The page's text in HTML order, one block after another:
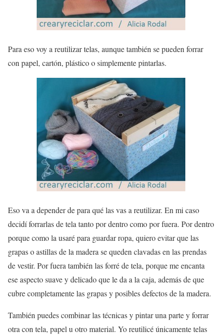
Para eso voy a reutilizar telas, aunque también se pueden forrar
con papel, cartón, plástico o simplemente pintarlas.
Eso va a depender de para qué las vas a reutilizar. En mi caso
decidí forrarlas de tela tanto por dentro como por fuera. Por dentro
porque como la usaré para guardar ropa, quiero evitar que las
grapas o astillas de la madera se queden clavadas en las prendas
de vestir. Por fuera también las forré de tela, porque me encanta
ese aspecto suave y delicado que le da a la caja, además de que
cubre completamente las grapas y posibles defectos de la madera.
También puedes combinar las técnicas y pintar una parte y forrar
otra con tela, papel u otro material. Yo reutilicé únicamente telas